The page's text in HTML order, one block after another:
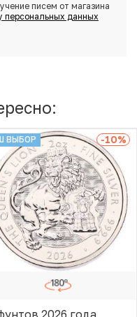
писем от магазина
персональных данных
ВЫБОР -10%
2026 года